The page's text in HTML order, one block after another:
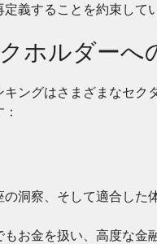
義することを約束して
ホルダーへ
キングはさまざまなセク
洞察、そして適合した
もお金を扱い、高度な金